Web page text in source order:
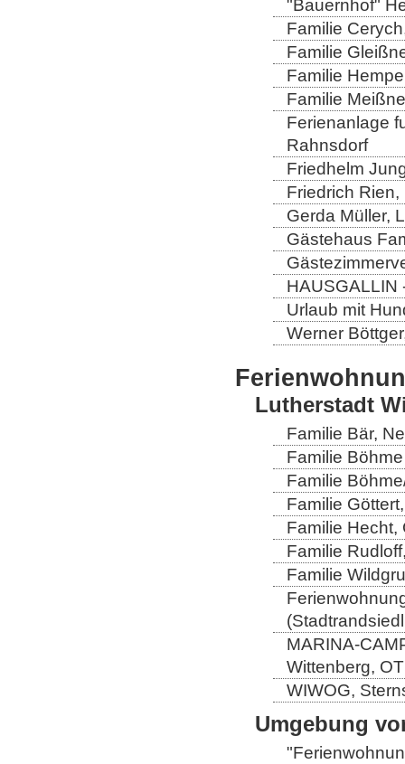
"Bauernhof"
Familie
Familie
Familie
Familie
Ferienanlage
Rahnsdorf
Friedhelm
Friedrich
Gerda Müller,
Gästehaus
HAUSGALLIN
Urlaub mit
Werner
Lutherstadt
Familie Bär,
Familie
Familie
Familie
Familie Hecht,
Familie
Familie
MARINA-
Wittenberg,
WIWOG,
Umgebung